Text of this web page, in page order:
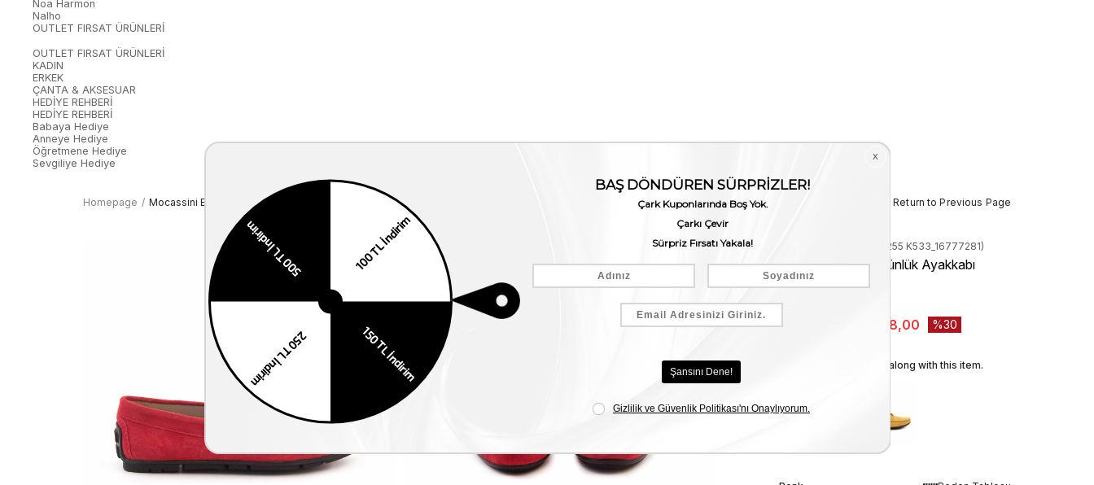
Noa Harmon
Nalho
OUTLET FIRSAT ÜRÜNLERİ
OUTLET FIRSAT ÜRÜNLERİ
KADIN
ERKEK
ÇANTA & AKSESUAR
HEDİYE REHBERİ
HEDİYE REHBERİ
Babaya Hediye
Anneye Hediye
Öğretmene Hediye
Sevgiliye Hediye
Homepage Mocassini Erkek Günlük Ayakkabı K533 < < Return to Previous Page
2. Ürüne %50 Net İndirim
(231MCE255 K533_16777281)
Mocassini Erkek Günlük Ayakkabı
K533
Stock Amount
₺7.640,00 ₺5.348,00 30
We recommend these along with this item.